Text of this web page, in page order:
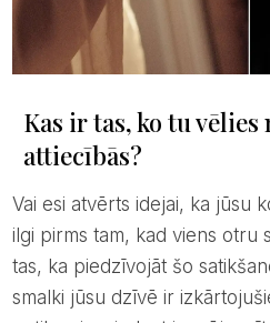
Kas ir tas, ko tu vēlies
attiecībās?
Vai esi atvērts idejai, ka jūsu kopīgais stāsts ir sācies vēl
ilgi pirms tam, kad viens otru
tas, ka piedzīvojāt šo
smalki jūsu dzīvē ir